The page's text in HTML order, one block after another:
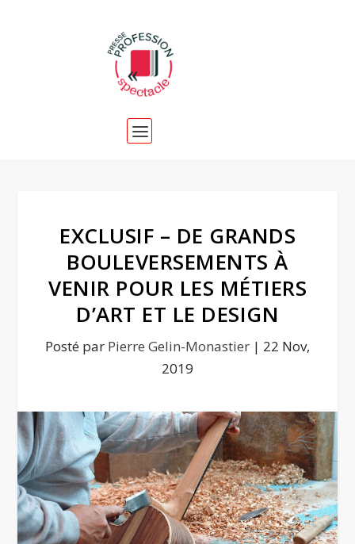
EXCLUSIF – DE GRANDS
BOULEVERSEMENTS À
VENIR POUR LES MÉTIERS
D’ART ET LE DESIGN
Posté par Pierre Gelin-Monastier | 22 Nov,
2019